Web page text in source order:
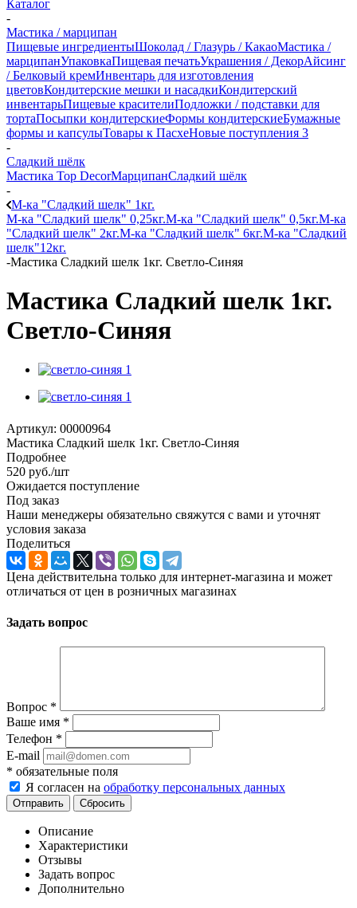
Каталог
-
Мастика / марципан
Пищевые ингредиентыШоколад / Глазурь / КакаоМастика /
марципанУпаковкаПищевая печатьУкрашения / ДекорАйсинг
/ Белковый кремИнвентарь для изготовления
цветовКондитерские мешки и насадкиКондитерский
инвентарьПищевые красителиПодложки / подставки для
тортаПосыпки кондитерскиеФормы кондитерскиеБумажные
формы и капсулыТовары к ПасхеНовые поступления 3
-
Сладкий шёлк
Мастика Top DecorМарципанСладкий шёлк
-
М-ка "Сладкий шелк" 1кг.
М-ка "Сладкий шелк" 0,25кг.М-ка "Сладкий шелк" 0,5кг.М-ка
"Сладкий шелк" 2кг.М-ка "Сладкий шелк" 6кг.М-ка "Сладкий
шелк"12кг.
-Мастика Сладкий шелк 1кг. Светло-Синяя
Мастика Сладкий шелк 1кг.
Светло-Синяя
Артикул: 00000964
Мастика Сладкий шелк 1кг. Светло-Синяя
Подробнее
520 руб./шт
Ожидается поступление
Под заказ
Наши менеджеры обязательно свяжутся с вами и уточнят
условия заказа
Поделиться
Цена действительна только для интернет-магазина и может
отличаться от цен в розничных магазинах
Задать вопрос
Вопрос *
Ваше имя *
Телефон *
E-mail
* обязательные поля
Я согласен на обработку персональных данных
Отправить Сбросить
Описание
Характеристики
Отзывы
Задать вопрос
Дополнительно